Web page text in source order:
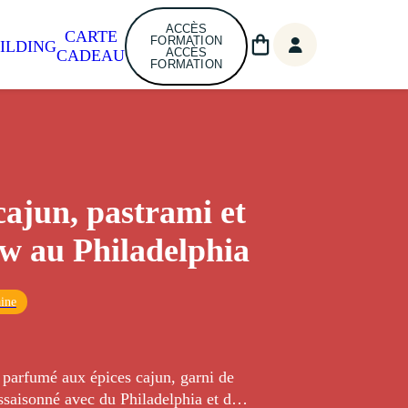
CARTE
CADEAU
ACCÈS
FORMATION
ACCÈS
FORMATION
pastrami et
au Philadelphia
aux épices cajun, garni de
avec du Philadelphia et de